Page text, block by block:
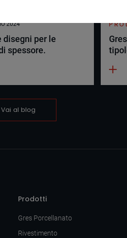
2024
disegni per le
spessore.
Vai al blog
Prodotti
Gres Porcellanato
Rivestimento